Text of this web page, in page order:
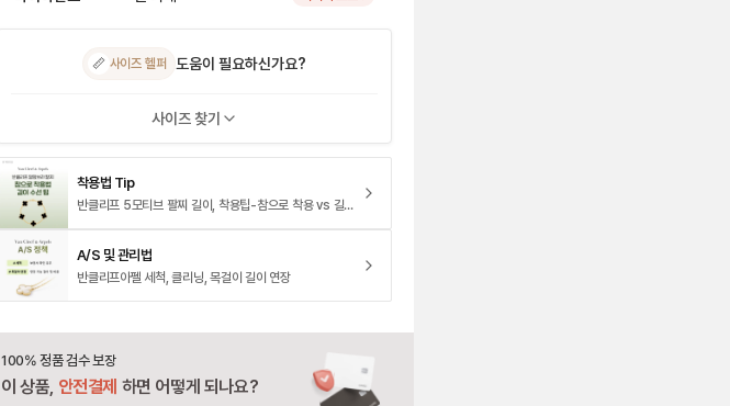
📏 사이즈 헬퍼 도움이 필요하신가요?
사이즈 찾기
착용법 Tip
반클리프 5모티브 팔찌 길이, 착용팁-참으로 착용 vs 길이 수선하기
A/S 및 관리법
반클리프아펠 세척, 클리닝, 목걸이 길이 연장
100% 정품 검수 보장
이 상품, 안전결제 하면 어떻게 되나요?